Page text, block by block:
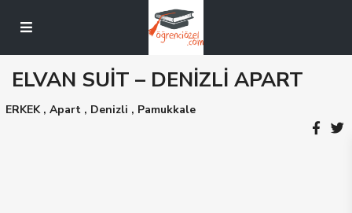
ELVAN SUİT – DENİZLİ APART
ERKEK, Apart , Denizli , Pamukkale